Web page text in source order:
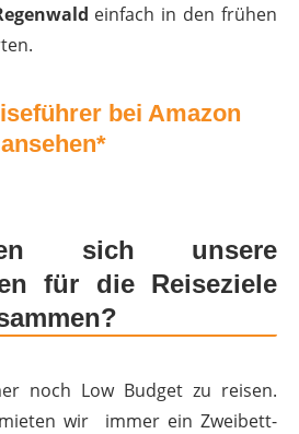
einfach in den frühen
bei Amazon
ansehen*
sich unsere
für die Reiseziele
noch Low Budget zu reisen.
wir immer ein Zweibett-